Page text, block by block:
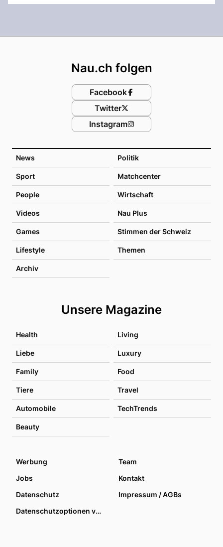
News Politik
Sport Matchcenter
People Wirtschaft
Videos Nau Plus
Games Stimmen der Schweiz
Lifestyle Themen
Archiv
Unsere Magazine
Health Living
Liebe Luxury
Family Food
Tiere Travel
Automobile TechTrends
Beauty
Nau.ch folgen
Facebook
Twitter
Instagram
Werbung
Team
Jobs
Kontakt
Datenschutz
Impressum / AGBs
Datenschutzoptionen verwalten